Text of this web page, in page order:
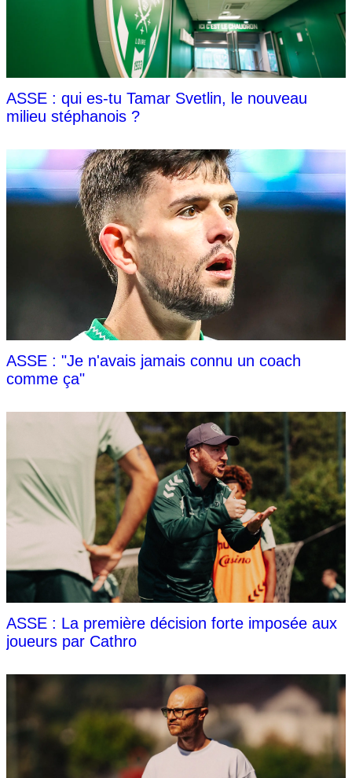
ASSE : qui es-tu Tamar Svetlin, le nouveau
milieu stéphanois ?
ASSE : "Je n'avais jamais connu un coach
comme ça"
ASSE : La première décision forte imposée aux
joueurs par Cathro